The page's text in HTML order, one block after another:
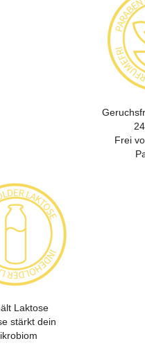
Frei
Laktose
stärkt dein